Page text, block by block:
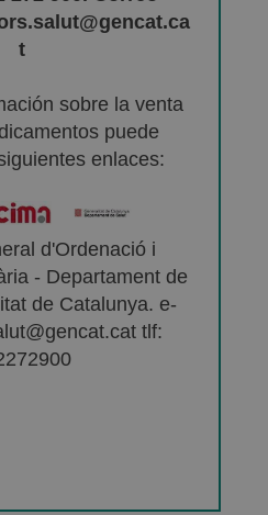
t
sobre la venta
puede
enlaces:
d'Ordenació i
- Departament de
de Catalunya. e-
tlf: